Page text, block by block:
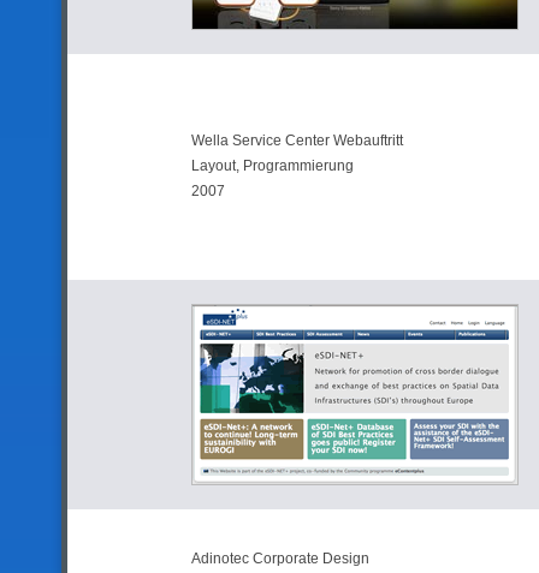
Adinotec Corporate Design
Wella Service Center Webauftritt
Layout, Programmierung
2007